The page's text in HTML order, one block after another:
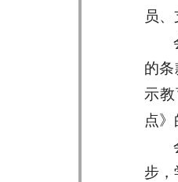
员、
的
示
点
步，